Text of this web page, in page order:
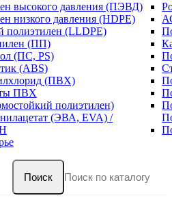
высокого давления (ПЭВД)
низкого давления (HDPE)
полиэтилен (LLDPE)
(ПП)
(ПС, PS)
(ABS)
(ПВХ)
ПВХ
полиэтилен)
(ЭВА, EVA) /
Поиск